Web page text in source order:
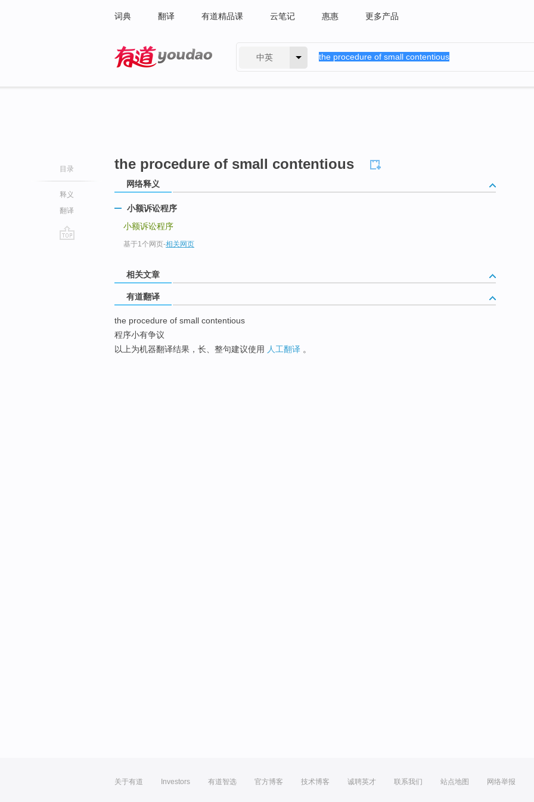
词典 翻译 有道精品课 云笔记 惠惠 更多产品
中英
目录
释义
翻译
the procedure of small contentious
网络释义
小额诉讼程序
小额诉讼程序
基于1个网页-相关网页
相关文章
有道翻译
the procedure of small contentious
程序小有争议
以上为机器翻译结果，长、整句建议使用 人工翻译 。
关于有道 Investors 有道智选 官方博客 技术博客 诚聘英才 联系我们 站点地图 网络举报